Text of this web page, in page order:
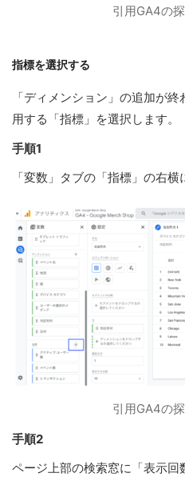
引用GA4の
指標を選択する
「ディメンション」の追加が
用する「指標」を選択します。
手順1
「変数」タブの「指標」の右
引用GA4の
手順2
ページ上部の検索窓に「表示回